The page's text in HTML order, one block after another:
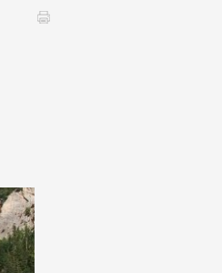
& Statuts
à la newsletter
newsletter